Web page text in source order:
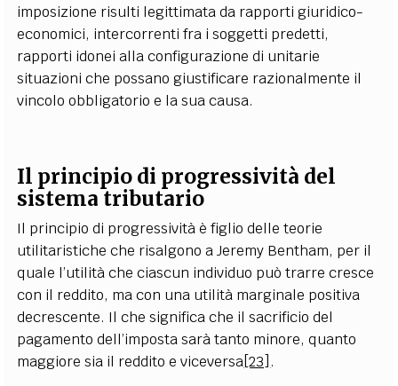
imposizione risulti legittimata da rapporti giuridico-
economici, intercorrenti fra i soggetti predetti,
rapporti idonei alla configurazione di unitarie
situazioni che possano giustificare razionalmente il
vincolo obbligatorio e la sua causa.
Il principio di progressività del
sistema tributario
Il principio di progressività è figlio delle teorie
utilitaristiche che risalgono a Jeremy Bentham, per il
quale l’utilità che ciascun individuo può trarre cresce
con il reddito, ma con una utilità marginale positiva
decrescente. Il che significa che il sacrificio del
pagamento dell’imposta sarà tanto minore, quanto
maggiore sia il reddito e viceversa[23] .